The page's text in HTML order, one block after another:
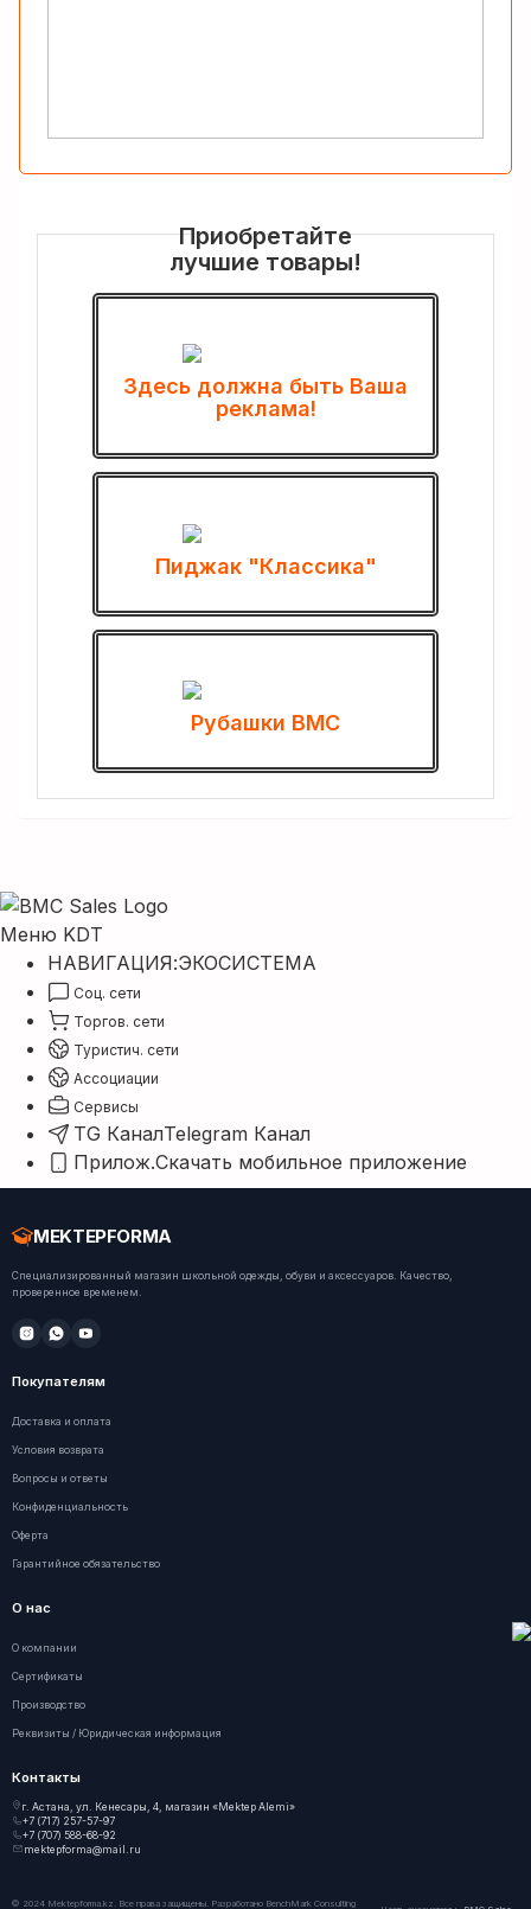
Приобретайте
лучшие товары!
Здесь должна быть Ваша
реклама!
Пиджак "Классика"
Рубашки ВМС
Меню KDT
НАВИГАЦИЯ:ЭКОСИСТЕМА
Соц. сети
Торгов. сети
Туристич. сети
Ассоциации
Сервисы
TG КаналTelegram Канал
Прилож.Скачать мобильное приложение
MEKTEPFORMA
Специализированный магазин школьной одежды, обуви и аксессуаров. Качество,
проверенное временем.
Покупателям
Доставка и оплата
Условия возврата
Вопросы и ответы
Конфиденциальность
Оферта
Гарантийное обязательство
О нас
О компании
Сертификаты
Производство
Реквизиты / Юридическая информация
Контакты
г. Астана, ул. Кенесары, 4, магазин «Mektep Alemi»
+7 (717) 257-57-97
+7 (707) 588-68-92
mektepforma@mail.ru
© 2024 Mektepforma.kz. Все права защищены. Разработано BenchMark Consulting